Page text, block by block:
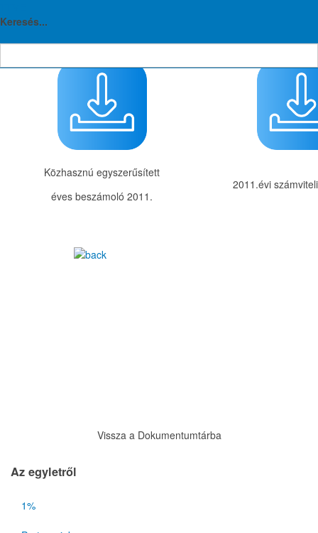
Keresés...
Dokumentumtár 2011.
Közhasznú egyszerűsített
éves beszámoló 2011.
2011.évi
Vissza a Dokumentumtárba
Az egyletről
1%